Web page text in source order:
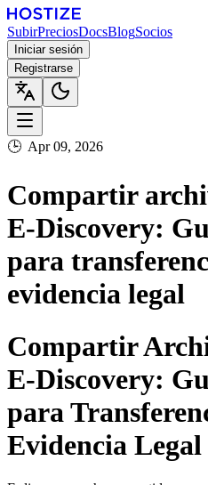
SubirPreciosDocsBlogSocios
Iniciar sesión
Registrarse
🕒 Apr 09, 2026
Compartir
E‑Discovery:
para
evidencia legal
Compartir
E‑Discovery:
para
Evidencia Legal